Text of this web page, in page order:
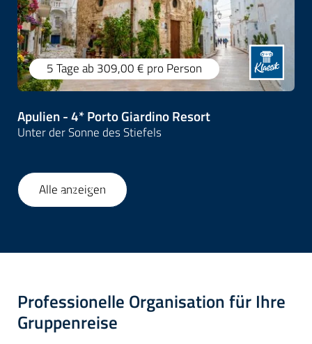
5 Tageab 309,00 € pro Person
Apulien - 4* Porto Giardino Resort
Unter der Sonne des Stiefels
1 19
Alle anzeigen
Professionelle Organisation für Ihre
Gruppenreise